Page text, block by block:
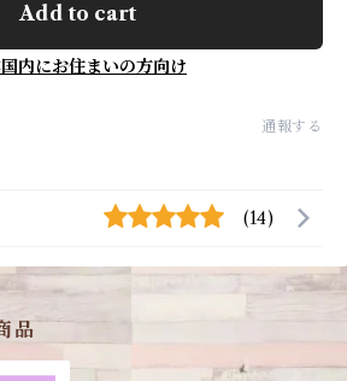
Add to cart
内にお住まいの方向け
通報する
(14)
品